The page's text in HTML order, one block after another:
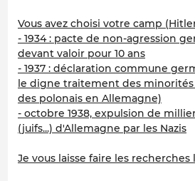
Vous avez choisi votre camp
- 1934 : pacte de non-agression
devant valoir pour 10 ans
- 1937 : déclaration commune
le digne traitement des minorités
des polonais en Allemagne)
- octobre 1938, expulsion de
(juifs...) d'Allemagne par les Nazis
Je vous laisse faire les recherches